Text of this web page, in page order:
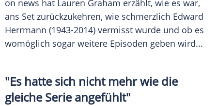
on news hat Lauren Graham erzählt, wie es war,
ans Set zurückzukehren, wie schmerzlich Edward
Herrmann (1943-2014) vermisst wurde und ob es
womöglich sogar weitere Episoden geben wird...
"Es hatte sich nicht mehr wie die
gleiche Serie angefühlt"